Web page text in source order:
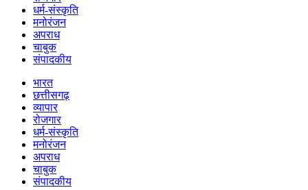
धर्म-संस्कृति
मनोरंजन
अपराध
चाबुक
संपादकीय
भारत
छत्तीसगढ़
व्यापार
रोजगार
धर्म-संस्कृति
मनोरंजन
अपराध
चाबुक
संपादकीय